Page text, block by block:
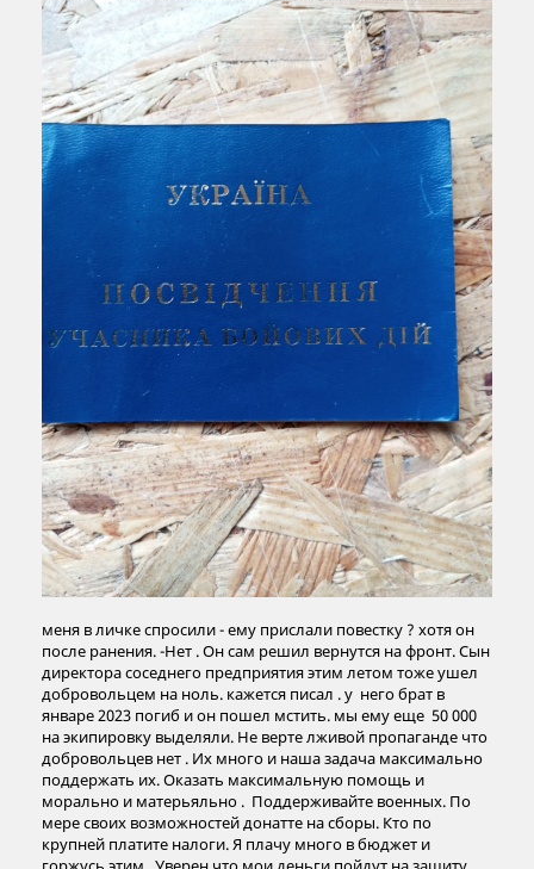
меня в личке спросили - ему прислали повестку ? хотя он
после ранения. -Нет . Он сам решил вернутся на фронт. Сын
директора соседнего предприятия этим летом тоже ушел
добровольцем на ноль. кажется писал . у него брат в
январе 2023 погиб и он пошел мстить. мы ему еще 50 000
на экипировку выделяли. Не верте лживой пропаганде что
добровольцев нет . Их много и наша задача максимально
поддержать их. Оказать максимальную помощь и
морально и матерьяльно . Поддерживайте военных. По
мере своих возможностей донатте на сборы. Кто по
крупней платите налоги. Я плачу много в бюджет и